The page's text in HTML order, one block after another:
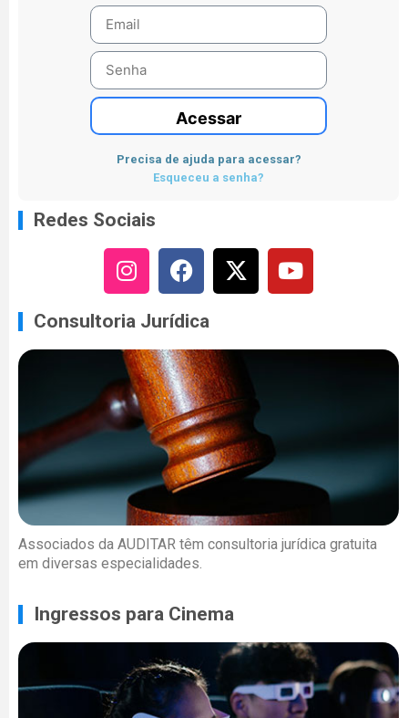
Acessar
Precisa de ajuda para acessar?
Esqueceu a senha?
Redes Sociais
Consultoria Jurídica
Associados da AUDITAR têm consultoria jurídica gratuita
em diversas especialidades.
Ingressos para Cinema